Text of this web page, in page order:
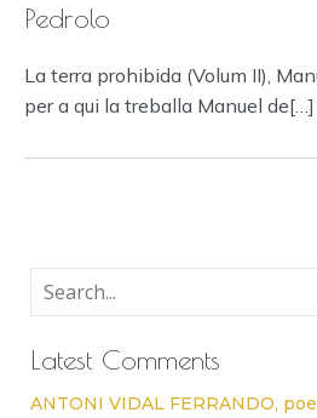
Pedrolo
La terra prohibida (Volum II),
per a qui la treballa Manuel de[…]
Latest Comments
ANTONI VIDAL FERRANDO,